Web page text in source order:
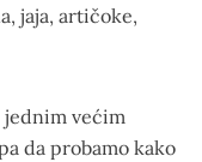
jaja, artičoke,
jednim većim
da probamo kako